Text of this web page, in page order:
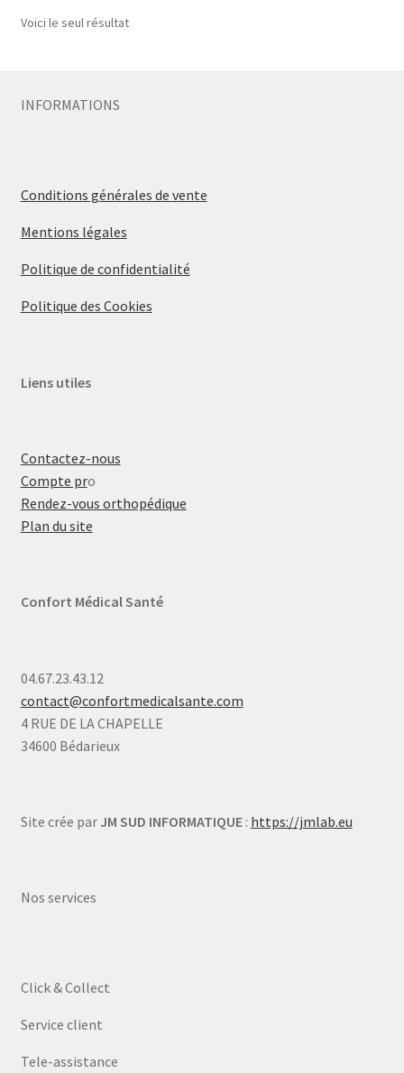
Voici le seul résultat
INFORMATIONS
Conditions générales de vente
Mentions légales
Politique de confidentialité
Politique des Cookies
Liens utiles
Contactez-nous
Compte pro
Rendez-vous orthopédique
Plan du site
Confort Médical Santé
04.67.23.43.12
contact@confortmedicalsante.com
4 RUE DE LA CHAPELLE
34600 Bédarieux
Site crée par JM SUD INFORMATIQUE: https://jmlab.eu
Nos services
Click & Collect
Service client
Tele-assistance